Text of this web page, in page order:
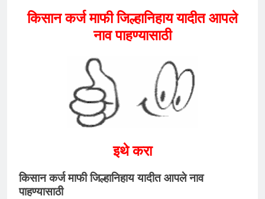
किसान कर्ज माफी जिल्हानिहाय यादीत आपले
नाव पाहण्यासाठी
इथे करा
किसान कर्ज माफी जिल्हानिहाय यादीत आपले नाव
पाहण्यासाठी